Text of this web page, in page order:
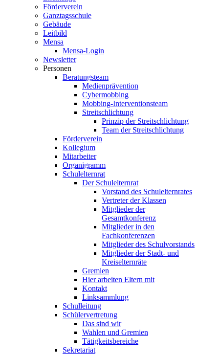
Förderverein
Ganztagsschule
Gebäude
Leitbild
Mensa
Mensa-Login
Newsletter
Personen
Beratungsteam
Medienprävention
Cybermobbing
Mobbing-Interventionsteam
Streitschlichtung
Prinzip der Streitschlichtung
Team der Streitschlichtung
Förderverein
Kollegium
Mitarbeiter
Organigramm
Schulelternrat
Der Schulelternrat
Vorstand des Schulelternrates
Vertreter der Klassen
Mitglieder der
Gesamtkonferenz
Mitglieder in den
Fachkonferenzen
Mitglieder des Schulvorstands
Mitglieder der Stadt- und
Kreiselternräte
Gremien
Hier arbeiten Eltern mit
Kontakt
Linksammlung
Schulleitung
Schülervertretung
Das sind wir
Wahlen und Gremien
Tätigkeitsbereiche
Sekretariat